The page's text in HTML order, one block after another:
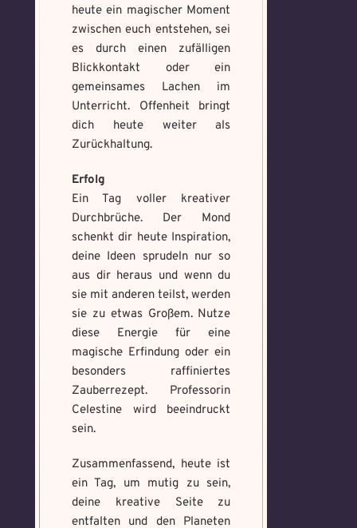
heute ein magischer Moment
zwischen euch entstehen, sei
es durch einen zufälligen
Blickkontakt oder ein
gemeinsames Lachen im
Unterricht. Offenheit bringt
dich heute weiter als
Zurückhaltung.
Erfolg
Ein Tag voller kreativer
Durchbrüche. Der Mond
schenkt dir heute Inspiration,
deine Ideen sprudeln nur so
aus dir heraus und wenn du
sie mit anderen teilst, werden
sie zu etwas Großem. Nutze
diese Energie für eine
magische Erfindung oder ein
besonders raffiniertes
Zauberrezept. Professorin
Celestine wird beeindruckt
sein.
Zusammenfassend, heute ist
ein Tag, um mutig zu sein,
deine kreative Seite zu
entfalten und den Planeten
Select Files
Absenden
Datei wählen
Absenden